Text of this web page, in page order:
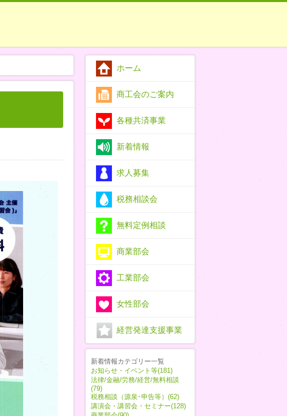
ホーム
商工会のご案内
各種共済事業
新着情報
求人募集
税務相談会
無料定例相談
商業部会
工業部会
女性部会
経営発達支援事業
新着情報カテゴリー一覧
お知らせ・イベント等(181)
法律/金融/労務/経営/無料相談
(79)
税務相談（源泉･申告等）(62)
講演会・講習会・セミナー(128)